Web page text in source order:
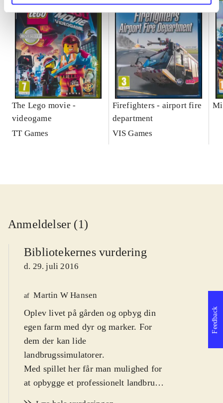
The Lego movie -
videogame
TT Games
Firefighters - airport fire
department
VIS Games
Anmeldelser (1)
Bibliotekernes vurdering
d. 29. juli 2016
af Martin W Hansen
Oplev livet på gården og opbyg din
egen farm med dyr og marker. For
dem der kan lide
landbrugssimulatorer.
Med spillet her får man mulighed for
at opbygge et professionelt landbrug
Feedback